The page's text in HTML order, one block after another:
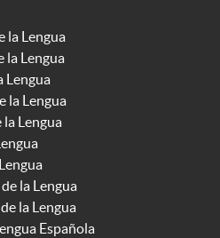
la Lengua
la Lengua
Lengua
la Lengua
la Lengua
la Lengua
la Lengua
Española